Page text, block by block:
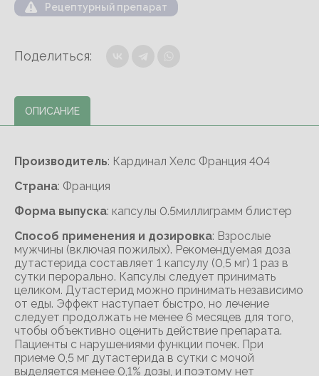
Рецептурный препарат
Поделиться:
ОПИСАНИЕ
Производитель: Кардинал Хелс Франция 404
Cтрана: Франция
Форма выпуска: капсулы 0.5миллиграмм блистер
Способ применения и дозировка: Взрослые
мужчины (включая пожилых). Рекомендуемая доза
дутастерида составляет 1 капсулу (0,5 мг) 1 раз в
сутки перорально. Капсулы следует принимать
целиком. Дутастерид можно принимать независимо
от еды. Эффект наступает быстро, но лечение
следует продолжать не менее 6 месяцев для того,
чтобы объективно оценить действие препарата.
Пациенты с нарушениями функции почек. При
приеме 0,5 мг дутастерида в сутки с мочой
выделяется менее 0,1% дозы, и поэтому нет